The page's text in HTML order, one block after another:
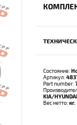
Состояние:
Артикул:
Part number:
KIA/HYUNDAI
Вес нетто: кг.